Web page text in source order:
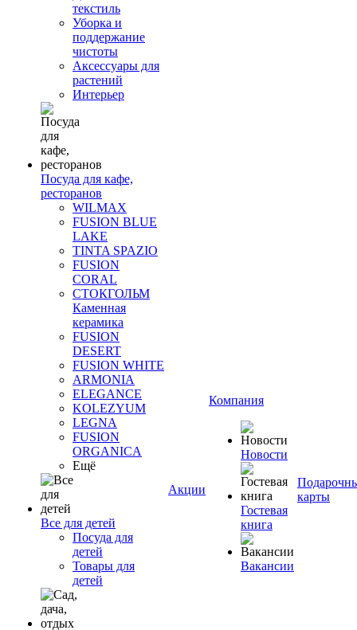
текстиль
Уборка и
поддержание
чистоты
Аксессуары для
растений
Интерьер
Посуда для кафе,
ресторанов
WILMAX
FUSION BLUE
LAKE
TINTA SPAZIO
FUSION
CORAL
СТОКГОЛЬМ
Каменная
керамика
FUSION
DESERT
FUSION WHITE
ARMONIA
ELEGANCE
KOLEZYUM
LEGNA
FUSION
ORGANICA
Ещё
Все для детей
Посуда для
детей
Товары для
детей
Акции
Компания
Новости
Гостевая
книга
Вакансии
карты